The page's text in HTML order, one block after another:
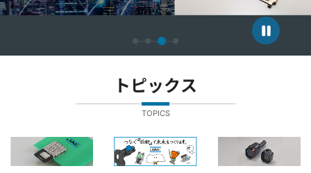
トピックス
TOPICS